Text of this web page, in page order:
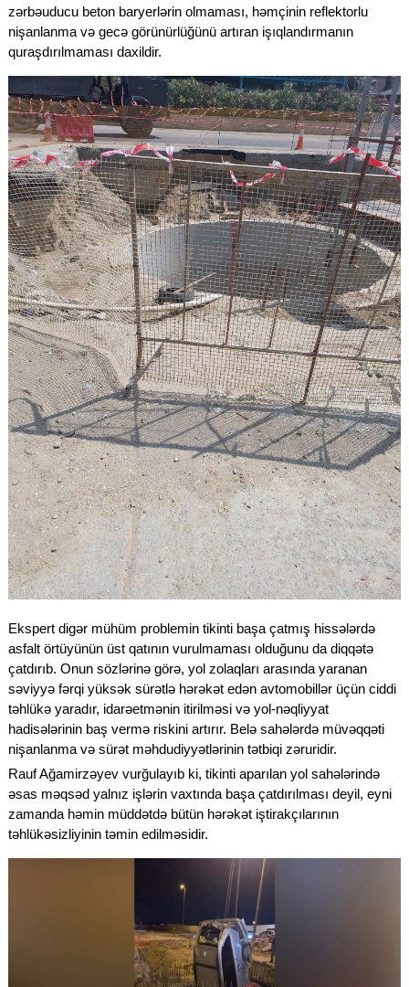
zərbəuducu beton baryerlərin olmaması, həmçinin reflektorlu
nişanlanma və gecə görünürlüğünü artıran işıqlandırmanın
quraşdırılmaması daxildir.
Ekspert digər mühüm problemin tikinti başa çatmış hissələrdə
asfalt örtüyünün üst qatının vurulmaması olduğunu da diqqətə
çatdırıb. Onun sözlərinə görə, yol zolaqları arasında yaranan
səviyyə fərqi yüksək sürətlə hərəkət edən avtomobillər üçün ciddi
təhlükə yaradır, idarəetmənin itirilməsi və yol-nəqliyyat
hadisələrinin baş vermə riskini artırır. Belə sahələrdə müvəqqəti
nişanlanma və sürət məhdudiyyətlərinin tətbiqi zəruridir.
Rauf Ağamirzəyev vurğulayıb ki, tikinti aparılan yol sahələrində
əsas məqsəd yalnız işlərin vaxtında başa çatdırılması deyil, eyni
zamanda həmin müddətdə bütün hərəkət iştirakçılarının
təhlükəsizliyinin təmin edilməsidir.